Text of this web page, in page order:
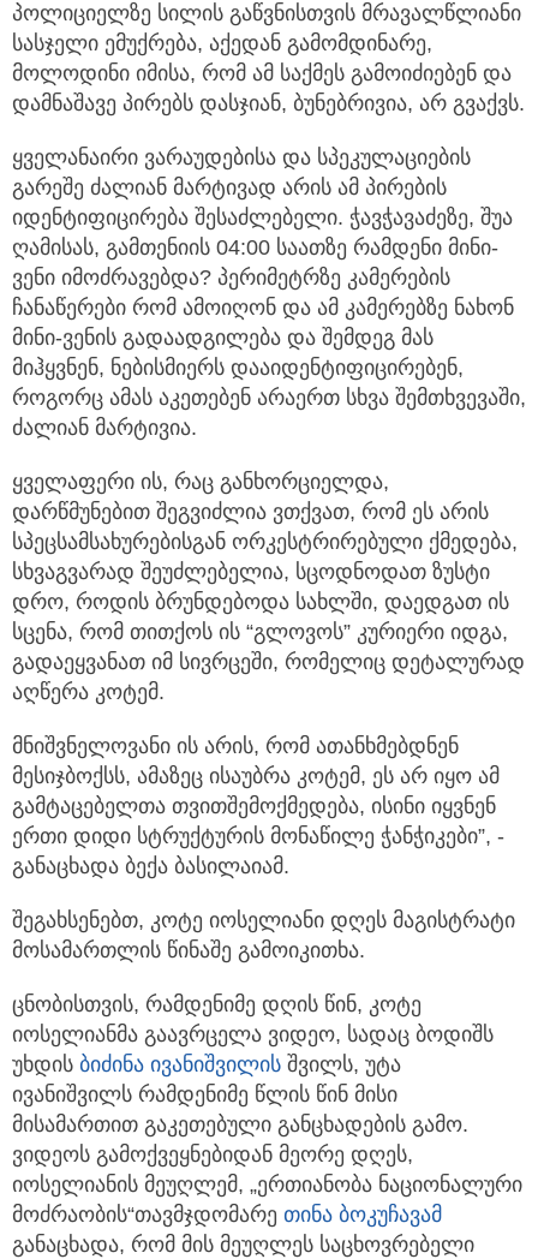
პოლიციელზე სილის გაწვნისთვის მრავალწლიანი
სასჯელი ემუქრება, აქედან გამომდინარე,
მოლოდინი იმისა, რომ ამ საქმეს გამოიძიებენ და
დამნაშავე პირებს დასჯიან, ბუნებრივია, არ გვაქვს.
ყველანაირი ვარაუდებისა და სპეკულაციების
გარეშე ძალიან მარტივად არის ამ პირების
იდენტიფიცირება შესაძლებელი. ჭავჭავაძეზე, შუა
ღამისას, გამთენიის 04:00 საათზე რამდენი მინი-
ვენი იმოძრავებდა? პერიმეტრზე კამერების
ჩანაწერები რომ ამოიღონ და ამ კამერებზე ნახონ
მინი-ვენის გადაადგილება და შემდეგ მას
მიჰყვნენ, ნებისმიერს დააიდენტიფიცირებენ,
როგორც ამას აკეთებენ არაერთ სხვა შემთხვევაში,
ძალიან მარტივია.
ყველაფერი ის, რაც განხორციელდა,
დარწმუნებით შეგვიძლია ვთქვათ, რომ ეს არის
სპეცსამსახურებისგან ორკესტრირებული ქმედება,
სხვაგვარად შეუძლებელია, სცოდნოდათ ზუსტი
დრო, როდის ბრუნდებოდა სახლში, დაედგათ ის
სცენა, რომ თითქოს ის “გლოვოს” კურიერი იდგა,
გადაეყვანათ იმ სივრცეში, რომელიც დეტალურად
აღწერა კოტემ.
მნიშვნელოვანი ის არის, რომ ათანხმებდნენ
მესიჯბოქსს, ამაზეც ისაუბრა კოტემ, ეს არ იყო ამ
გამტაცებელთა თვითშემოქმედება, ისინი იყვნენ
ერთი დიდი სტრუქტურის მონაწილე ჭანჭიკები”, -
განაცხადა ბექა ბასილაიამ.
შეგახსენებთ, კოტე იოსელიანი დღეს მაგისტრატი
მოსამართლის წინაშე გამოიკითხა.
ცნობისთვის, რამდენიმე დღის წინ, კოტე
იოსელიანმა გაავრცელა ვიდეო, სადაც ბოდიშს
უხდის ბიძინა ივანიშვილის შვილს, უტა
ივანიშვილს რამდენიმე წლის წინ მისი
მისამართით გაკეთებული განცხადების გამო.
ვიდეოს გამოქვეყნებიდან მეორე დღეს,
იოსელიანის მეუღლემ, „ერთიანობა ნაციონალური
მოძრაობის“თავმჯდომარე თინა ბოკუჩავამ
განაცხადა, რომ მის მეუღლეს საცხოვრებელი